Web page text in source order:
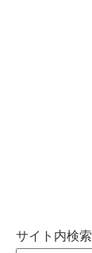
サイト内検索